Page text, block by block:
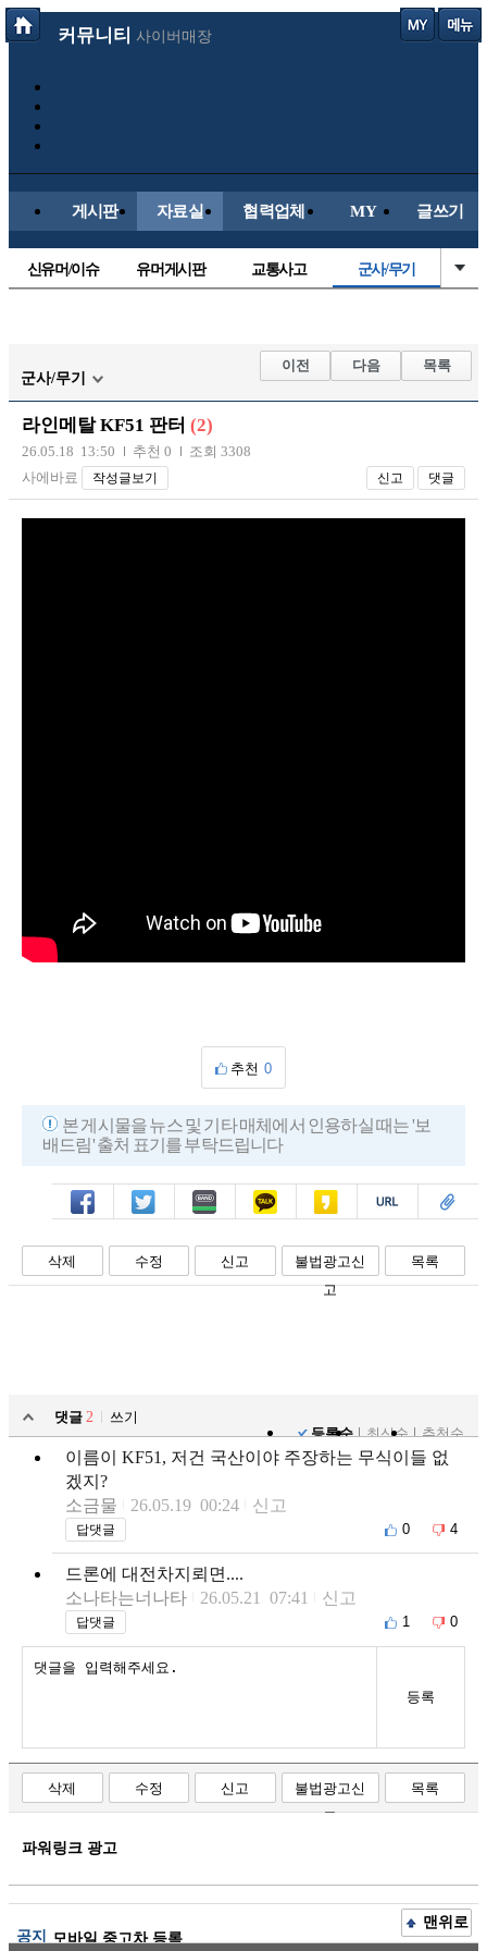
커뮤니티 사이버매장
게시판 자료실 협력업체 MY 글쓰기
신유머/이슈 유머게시판 교통사고 군사/무기
레이싱모델 자유사진
트럭/버스
장착시공사진
군사/무기
이전 다음 목록
라인메탈 KF51 판터 (2)
26.05.18 13:50 추천 0
조회 3308
사에바료
작성글보기 신고 댓글
추천 0
본 게시물을 뉴스 및 기타 매체에서 인용하실 때는 '보
배드림' 출처 표기를 부탁드립니다
페북 트윗 밴드 카톡 카스 복사 스크랩
삭제 수정 신고
불법광고신
고
목록
댓글 2
쓰기
등록순
최신순 추천순
이름이 KF51, 저건 국산이야 주장하는 무식이들 없
겠지?
소금물
26.05.19 00:24 신고
답댓글 0 4
드론에 대전차지뢰면....
소나타는너나타
26.05.21 07:41 신고
답댓글 1 0
등록
삭제 수정 신고
불법광고신
고
목록
파워링크 광고
공지 모바일 중고차 등록
맨위로